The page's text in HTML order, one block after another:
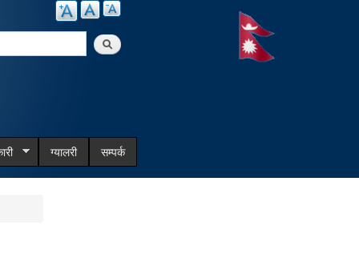
ग्यालरी सम्पर्क